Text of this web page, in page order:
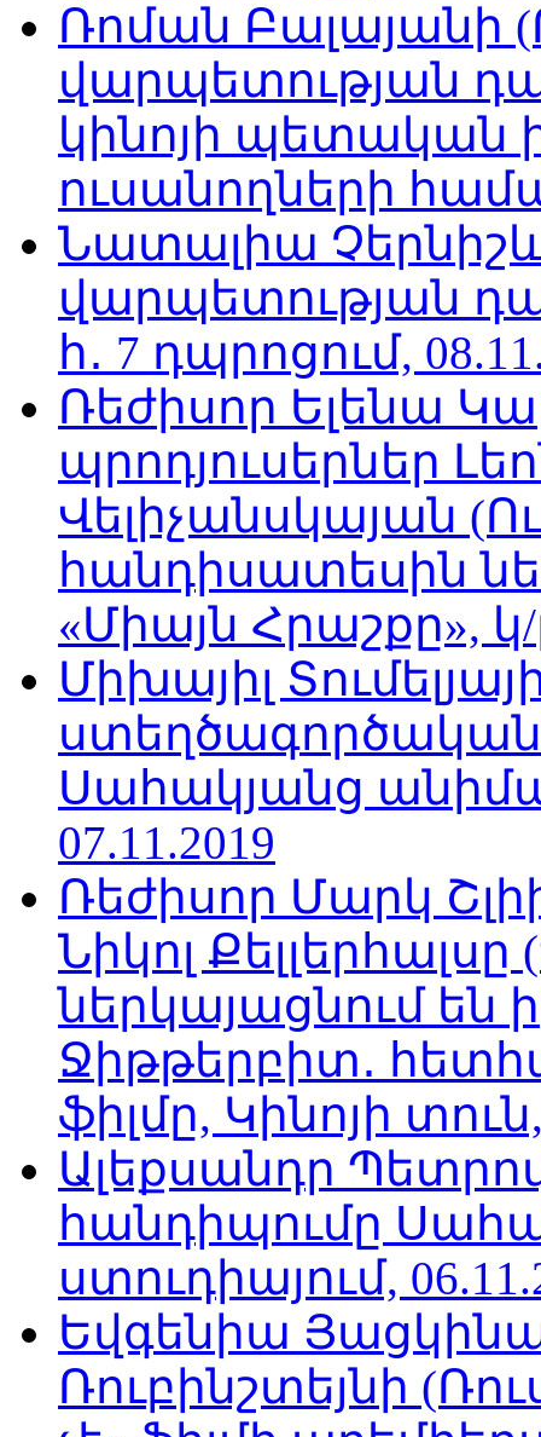
Ռոման Բալայանի
վարպետության
կինոյի պետական
ուսանողների
Նատալիա
վարպետության
հ․ 7 դպրոցում,
Ռեժիսոր Ելենա
պրոդյուսերներ
Վելիչանսկայան
հանդիսատեսին
«Միայն Հրաշքը», կ/
Միխայիլ
Սահակյանց
07.11.2019
Ռեժիսոր Մարկ
Նիկոլ
ներկայացնում են
Ջիթթերբիտ․
ֆիլմը, Կինոյի տուն,
Ալեքսանդր
հանդիպումը
ստուդիայում,
Եվգենիա
Ռուբինշտեյնի